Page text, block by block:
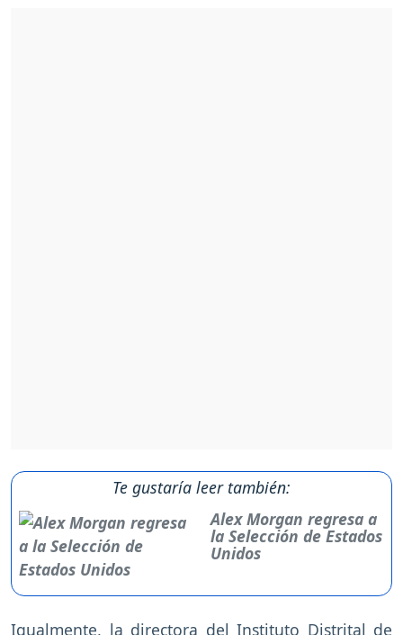
Te gustaría leer también:
Alex Morgan regresa a
la Selección de Estados
Unidos
Igualmente, la directora del Instituto Distrital de